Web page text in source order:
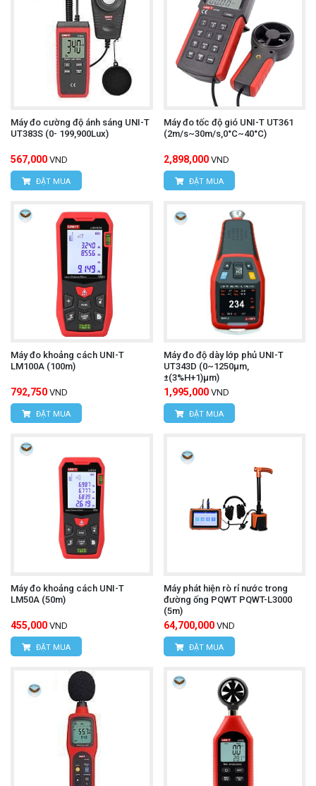
Máy đo cường độ ánh sáng UNI-T
UT383S (0- 199,900Lux)
567,000 VND
ĐẶT MUA
Máy đo tốc độ gió UNI-T UT361
(2m/s~30m/s,0°C~40°C)
2,898,000 VND
ĐẶT MUA
Máy đo khoảng cách UNI-T
LM100A (100m)
792,750 VND
ĐẶT MUA
Máy đo độ dày lớp phủ UNI-T
UT343D (0~1250μm,
±(3%H+1)μm)
1,995,000 VND
ĐẶT MUA
Máy đo khoảng cách UNI-T
LM50A (50m)
455,000 VND
ĐẶT MUA
Máy phát hiện rò rỉ nước trong
đường ống PQWT PQWT-L3000
(5m)
64,700,000 VND
ĐẶT MUA